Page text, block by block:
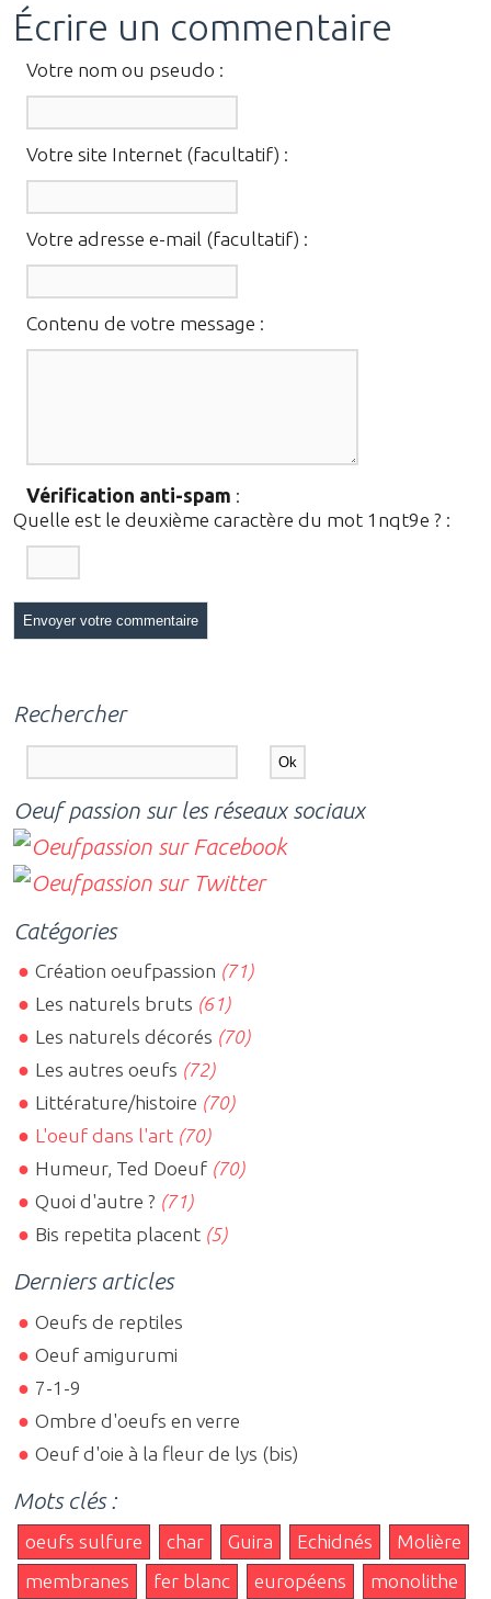
Écrire un commentaire
Votre nom ou pseudo :
Votre site Internet (facultatif) :
Votre adresse e-mail (facultatif) :
Contenu de votre message :
Vérification anti-spam :
Quelle est le deuxième caractère du mot 1nqt9e ? :
Rechercher
Oeuf passion sur les réseaux sociaux
Catégories
Création oeufpassion (71)
Les naturels bruts (61)
Les naturels décorés (70)
Les autres oeufs (72)
Littérature/histoire (70)
L'oeuf dans l'art (70)
Humeur, Ted Doeuf (70)
Quoi d'autre ? (71)
Bis repetita placent (5)
Derniers articles
Oeufs de reptiles
Oeuf amigurumi
7-1-9
Ombre d'oeufs en verre
Oeuf d'oie à la fleur de lys (bis)
Mots clés :
oeufs sulfure char Guira Echidnés
Molière
membranes
fer blanc européens
monolithe